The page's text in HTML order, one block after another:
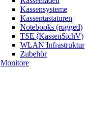
Kassensysteme
Kassentastaturen
Notebooks (rugged)
TSE (KassenSichV)
WLAN Infrastruktur
Zubehör
Monitore